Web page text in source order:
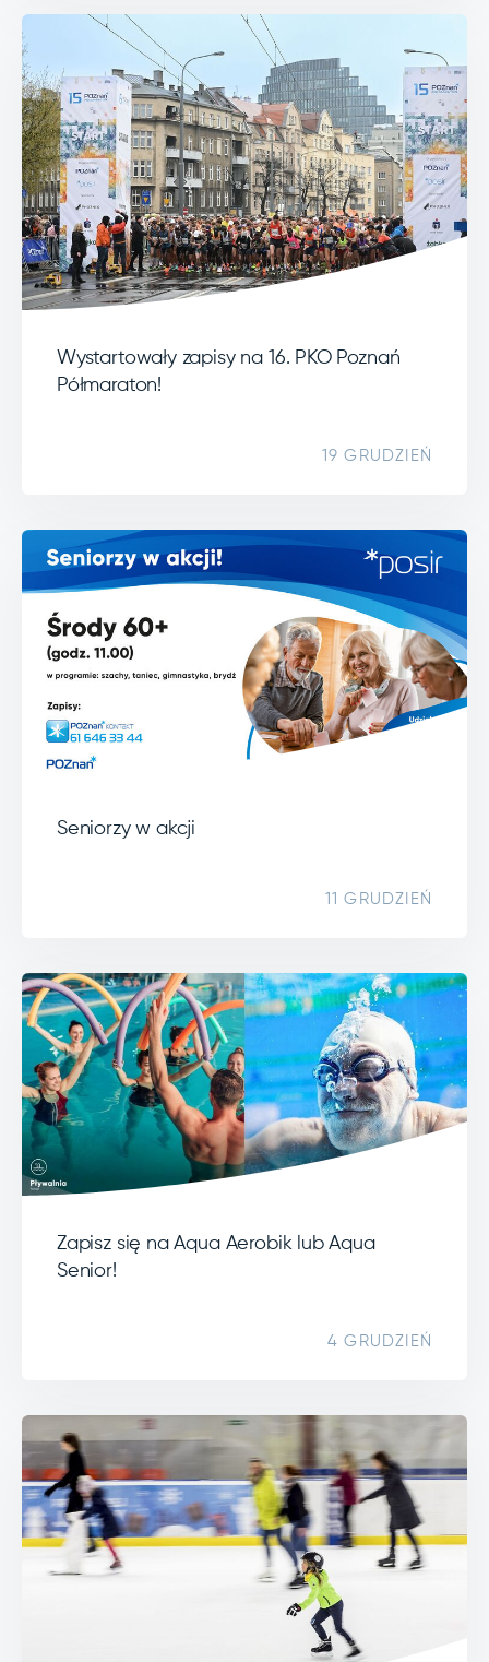
Wystartowały zapisy na 16. PKO Poznań
Półmaraton!
19 GRUDZIEŃ
Seniorzy w akcji
11 GRUDZIEŃ
Zapisz się na Aqua Aerobik lub Aqua
Senior!
4 GRUDZIEŃ